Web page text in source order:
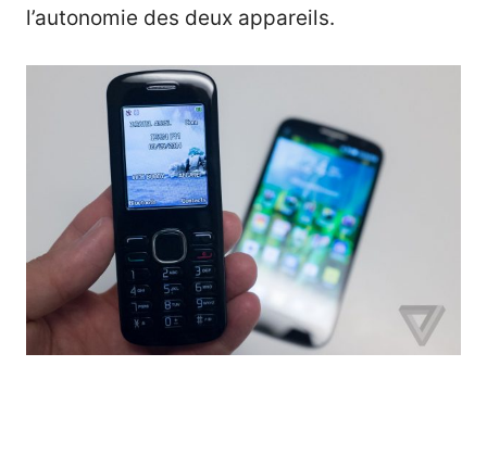
l’autonomie des deux appareils.